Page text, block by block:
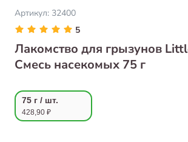
Артикул: 32400
5
Лакомство для грызунов
Смесь насекомых 75 г
75 г / шт.
428,90 ₽